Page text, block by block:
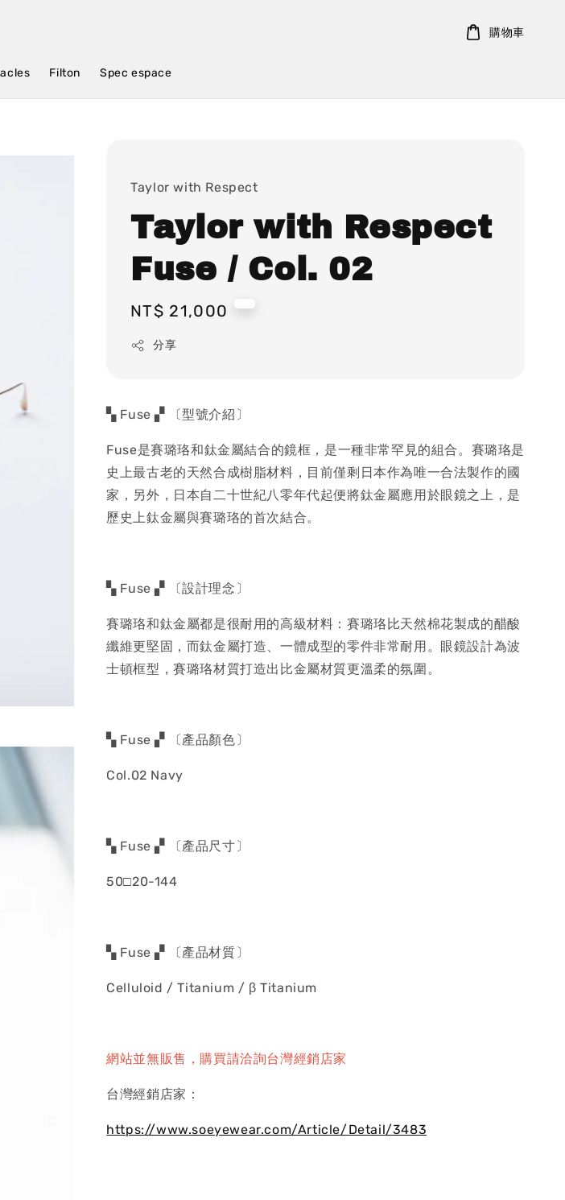
Filton Spec espace
購物車
Taylor with Respect
Taylor with Respect
Fuse / Col. 02
Regular
price
NT$ 21,000
分享
▚ Fuse ▞ 〔型號介紹〕
Fuse是賽璐珞和鈦金屬結合的鏡框，是一種非常罕見的組合。賽璐珞是
史上最古老的天然合成樹脂材料，目前僅剩日本作為唯一合法製作的國
家，另外，日本自二十世紀八零年代起便將鈦金屬應用於眼鏡之上，是
歷史上鈦金屬與賽璐珞的首次結合。
▚ Fuse ▞ 〔設計理念〕
賽璐珞和鈦金屬都是很耐用的高級材料：賽璐珞比天然棉花製成的醋酸
纖維更堅固，而鈦金屬打造、一體成型的零件非常耐用。眼鏡設計為波
士頓框型，賽璐珞材質打造出比金屬材質更溫柔的氛圍。
▚ Fuse ▞ 〔產品顏色〕
Col.02 Navy
▚ Fuse ▞ 〔產品尺寸〕
50□20-144
▚ Fuse ▞ 〔產品材質〕
Celluloid / Titanium / β Titanium
網站並無販售，購買請洽詢台灣經銷店家
台灣經銷店家：
https://www.soeyewear.com/Article/Detail/3483